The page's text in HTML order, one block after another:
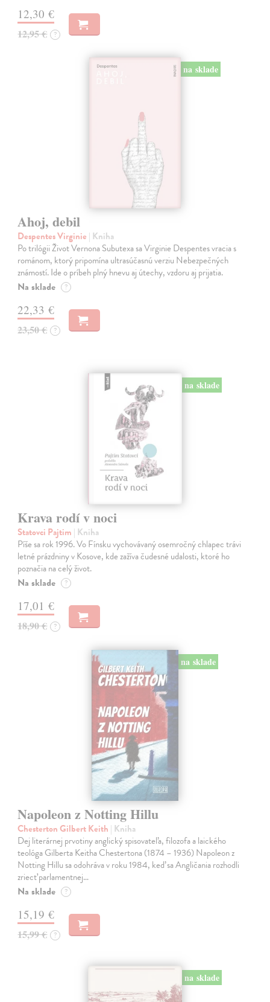
12,30 €
12,95 € ?
na sklade
Ahoj, debil
Despentes Virginie | Kniha
Po trilógii Život Vernona Subutexa sa Virginie Despentes vracia s
románom, ktorý pripomína ultrasúčasnú verziu Nebezpečných
známostí. Ide o príbeh plný hnevu aj útechy, vzdoru aj prijatia.
Na sklade ?
22,33 €
23,50 € ?
na sklade
Krava rodí v noci
Statovci Pajtim | Kniha
Píše sa rok 1996. Vo Fínsku vychovávaný osemročný chlapec trávi
letné prázdniny v Kosove, kde zažíva čudesné udalosti, ktoré ho
poznačia na celý život.
Na sklade ?
17,01 €
18,90 € ?
na sklade
Napoleon z Notting Hillu
Chesterton Gilbert Keith | Kniha
Dej literárnej prvotiny anglický spisovateľa, filozofa a laického
teológa Gilberta Keitha Chestertona (1874 – 1936) Napoleon z
Notting Hillu sa odohráva v roku 1984, keď sa Angličania rozhodli
zriecť parlamentnej…
Na sklade ?
15,19 €
15,99 € ?
na sklade